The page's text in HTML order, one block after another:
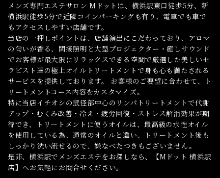
メンズ専門エステサロン Mドットは、横浜駅東口徒歩5分、新
横浜駅徒歩5分で近隣コインパーキングも有り、電車でも車で
もアクセスしやすい店舗です。
当店の一押しポイントは、店舗演出にこだわっており、アロマ
の匂いが香る、間接照明と大型プロジェクター・癒しサウンド
でお客様が最大限にリラックスできる空間で厳選した美しいセ
ラピスト達の極上オイルトリートメントで身も心も満たされる
サービスを提供しております。 お客様のご要望に合わせて、ト
リートメントコース内容をカスタマイズ。
特に当店イチオシの鼠径部中心のリンパトリートメントで代謝
アップ・むくみ改善・冷え・疲労回復・ストレス解消効果が期
待でき、トリートメントに使うオイルは、最高級の水性オイル
を使用している為、通常のオイルと違い、トリートメント後も
しっかり洗い流せるので、嫌なべたつきもございません。
是非、横浜駅でメンズエステをお探しなら、【Mドット 横浜駅
店】へお気軽にお問合せください。